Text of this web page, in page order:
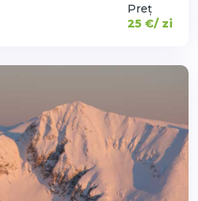
Preț
25 €/ zi